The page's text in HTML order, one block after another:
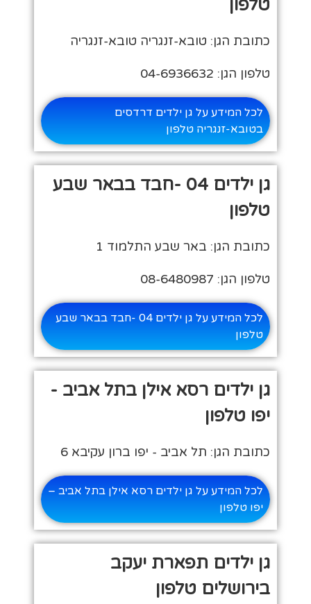
טלפון
כתובת הגן: טובא-זנגריה טובא-זנגריה
טלפון הגן: 04-6936632
לכל המידע על גן ילדים דרדסים
בטובא-זנגריה טלפון
גן ילדים 04 -חבד בבאר שבע
טלפון
כתובת הגן: באר שבע התלמוד 1
טלפון הגן: 08-6480987
לכל המידע על גן ילדים 04 -חבד בבאר שבע
טלפון
גן ילדים רסא אילן בתל אביב -
יפו טלפון
כתובת הגן: תל אביב - יפו ברון עקיבא 6
לכל המידע על גן ילדים רסא אילן בתל אביב –
יפו טלפון
גן ילדים תפארת יעקב
בירושלים טלפון